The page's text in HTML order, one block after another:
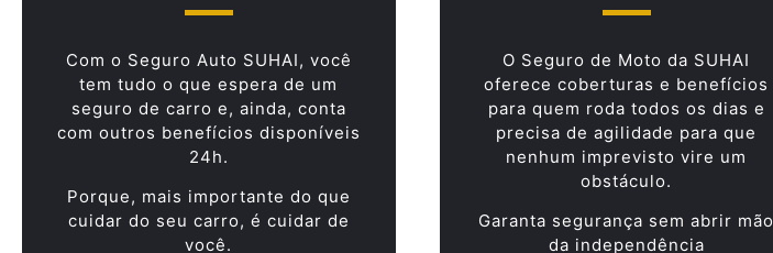
Com o Seguro Auto SUHAI, você
tem tudo o que espera de um
seguro de carro e, ainda, conta
com outros benefícios disponíveis
24h.
Porque, mais importante do que
cuidar do seu carro, é cuidar de
você.
O Seguro de Moto da SUHAI
oferece coberturas e benefícios
para quem roda todos os dias e
precisa de agilidade para que
nenhum imprevisto vire um
obstáculo.
Garanta segurança sem abrir mão
da independência